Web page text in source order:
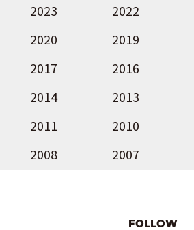
2023
2022
2020
2019
2017
2016
2014
2013
2011
2010
2008
2007
FOLLOW